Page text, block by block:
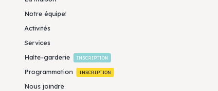
Notre équipe!
Activités
Services
Halte-garderie
INSCRIPTION
Programmation INSCRIPTION
Nous joindre